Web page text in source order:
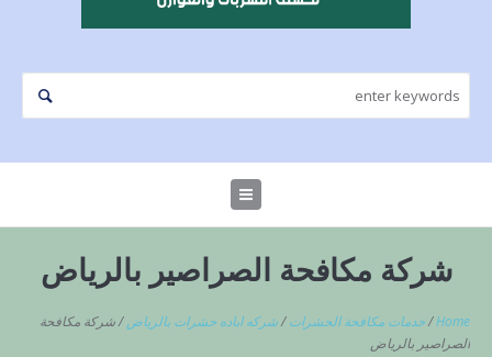
شركة مكافحة الصراصير بالرياض
Home
/خدمات مكافحة الحشرات /شركه اباده حشرات بالرياض /شركة مكافحة
الصراصير بالرياض